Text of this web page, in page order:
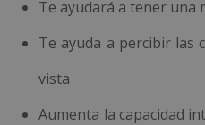
Te ayudará a tener una
Te ayuda a percibir las
vista
Aumenta la capacidad